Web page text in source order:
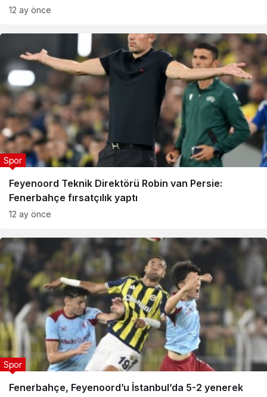
12 ay önce
Feyenoord Teknik Direktörü Robin van Persie:
Fenerbahçe fırsatçılık yaptı
Spor
12 ay önce
Fenerbahçe, Feyenoord’u İstanbul’da 5-2 yenerek
Spor